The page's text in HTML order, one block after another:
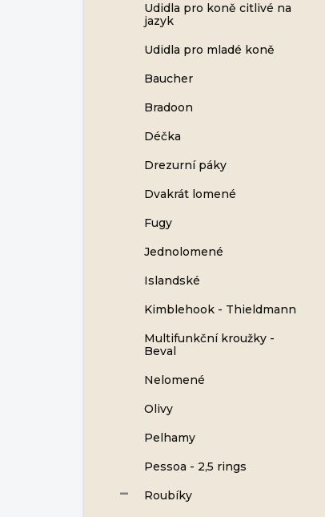
Udidla pro koně citlivé na
jazyk
Udidla pro mladé koně
Baucher
Bradoon
Déčka
Drezurní páky
Dvakrát lomené
Fugy
Jednolomené
Islandské
Kimblehook - Thieldmann
Multifunkční kroužky -
Beval
Nelomené
Olivy
Pelhamy
Pessoa - 2,5 rings
Roubíky